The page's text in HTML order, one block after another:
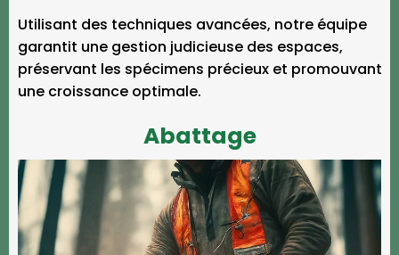
Utilisant des techniques avancées, notre équipe
garantit une gestion judicieuse des espaces,
préservant les spécimens précieux et promouvant
une croissance optimale.
Abattage